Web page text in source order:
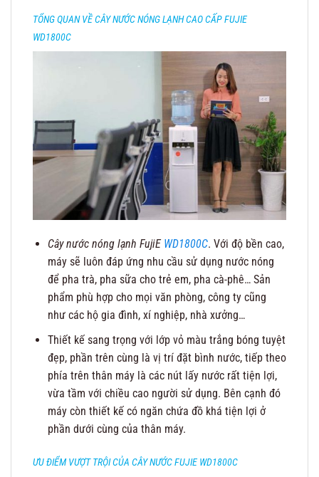
TỔNG QUAN VỀ CÂY NƯỚC NÓNG LẠNH CAO CẤP FUJIE
WD1800C
Cây nước nóng lạnh FujiE WD1800C. Với độ bền cao,
máy sẽ luôn đáp ứng nhu cầu sử dụng nước nóng
để pha trà, pha sữa cho trẻ em, pha cà-phê… Sản
phẩm phù hợp cho mọi văn phòng, công ty cũng
như các hộ gia đình, xí nghiệp, nhà xưởng…
Thiết kế sang trọng với lớp vỏ màu trắng bóng tuyệt
đẹp, phần trên cùng là vị trí đặt bình nước, tiếp theo
phía trên thân máy là các nút lấy nước rất tiện lợi,
vừa tầm với chiều cao người sử dụng. Bên cạnh đó
máy còn thiết kế có ngăn chứa đồ khá tiện lợi ở
phần dưới cùng của thân máy.
ƯU ĐIỂM VƯỢT TRỘI CỦA CÂY NƯỚC FUJIE WD1800C